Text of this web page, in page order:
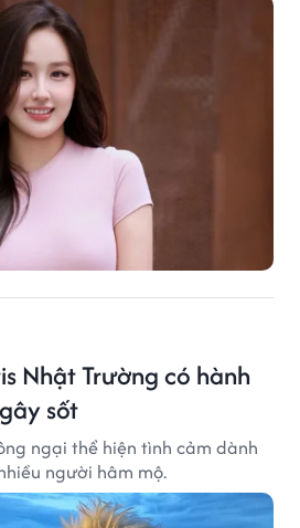
đô.
Nhật Trường có hành
sốt
ngại thể hiện tình cảm dành
người hâm mộ.